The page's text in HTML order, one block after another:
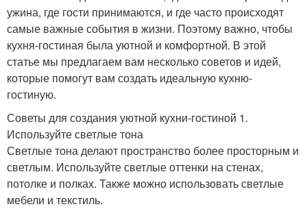
ужина, где гости принимаются, и где часто происходят
самые важные события в жизни. Поэтому важно, чтобы
кухня-гостиная была уютной и комфортной. В этой
статье мы предлагаем вам несколько советов и идей,
которые помогут вам создать идеальную кухню-
гостиную.
Советы для создания уютной кухни-гостиной 1.
Используйте светлые тона
Светлые тона делают пространство более просторным и
светлым. Используйте светлые оттенки на стенах,
потолке и полках. Также можно использовать светлые
мебели и текстиль.